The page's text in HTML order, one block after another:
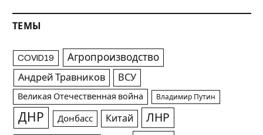
ТЕМЫ
COVID19 Агропроизводство
Андрей Травников ВСУ
Великая Отечественная война Владимир Путин
ДНР Донбасс Китай ЛНР